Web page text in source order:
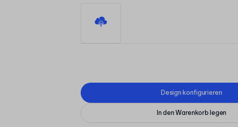
Design konfigurieren
In den Warenkorb legen